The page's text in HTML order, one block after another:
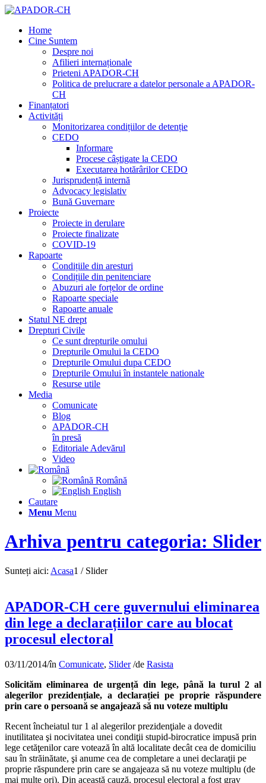
Home
Cine Suntem
Despre noi
Afilieri internaționale
Prieteni APADOR-CH
Politica de prelucrare a datelor personale a APADOR-
CH
Finanțatori
Activități
Monitorizarea condițiilor de detenție
CEDO
Informare
Procese câștigate la CEDO
Executarea hotărârilor CEDO
Jurisprudență internă
Advocacy legislativ
Bună Guvernare
Proiecte
Proiecte in derulare
Proiecte finalizate
COVID-19
Rapoarte
Condițiile din aresturi
Condițiile din penitenciare
Abuzuri ale forțelor de ordine
Rapoarte speciale
Rapoarte anuale
Statul NE drept
Drepturi Civile
Ce sunt drepturile omului
Drepturile Omului la CEDO
Drepturile Omului dupa CEDO
Drepturile Omului în instantele nationale
Resurse utile
Media
Comunicate
Blog
APADOR-CH
în presă
Editoriale Adevărul
Video
Română
English
Cautare
Menu Menu
Arhiva pentru categoria: Slider
Sunteți aici: Acasa1 / Slider
APADOR-CH cere guvernului eliminarea
din lege a declarațiilor care au blocat
procesul electoral
03/11/2014/în Comunicate, Slider /de Rasista
Solicităm eliminarea de urgență din lege, până la turul 2 al
alegerilor prezidențiale, a declarației pe proprie răspundere
prin care o persoană se angajează să nu voteze multiplu
Recent încheiatul tur 1 al alegerilor prezidenţiale a dovedit
inutilitatea şi nocivitatea unei condiţii stupid-birocratice impusă prin
lege cetăţenilor care votează în altă localitate decât cea de domiciliu
sau în străinătate, şi anume cea de completare a unei declaraţii pe
proprie răspundere prin care se angajeaza să nu voteze multiplu (de
mai multe ori). Din această cauză, procesul electoral a fost grav